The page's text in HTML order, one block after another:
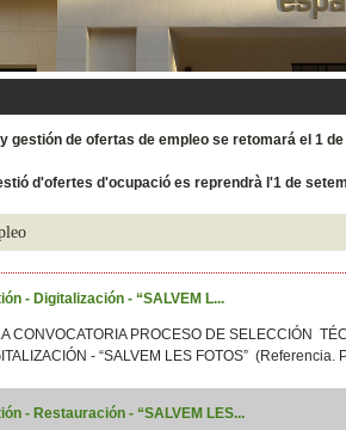
gestión de ofertas de empleo se retomará el 1
d'ofertes d'ocupació es reprendrà l'1 de
- Digitalización - “SALVEM L...
CONVOCATORIA PROCESO DE SELECCIÓN
- “SALVEM LES FOTOS” (Referencia.
- Restauración - “SALVEM LES...